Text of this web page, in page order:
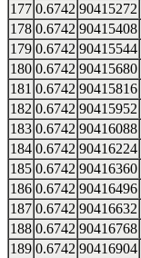
177 0.6742 90415272
178 0.6742 90415408
179 0.6742 90415544
180 0.6742 90415680
181 0.6742 90415816
182 0.6742 90415952
183 0.6742 90416088
184 0.6742 90416224
185 0.6742 90416360
186 0.6742 90416496
187 0.6742 90416632
188 0.6742 90416768
189 0.6742 90416904